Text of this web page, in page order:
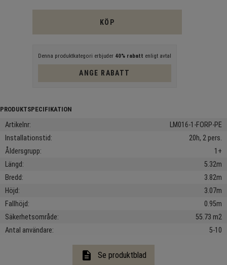
KÖP
Denna produktkategori erbjuder 40% rabatt enligt avtal
ANGE RABATT
Artikelnr
LM016-1-FORP-PE
Installationstid
20h, 2 pers.
Åldersgrupp
1+
Längd
5.32m
Bredd
3.82m
Höjd
3.07m
Fallhöjd
0.95m
Säkerhetsområde
55.73 m2
Antal användare
5-10
description Se produktblad